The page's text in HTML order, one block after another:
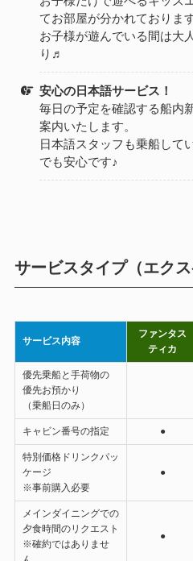
てお部屋が分かれております
お子様が遊んでいる間は大
り♬
安心の日本語サービス！
毎日の予定を確認する船内
案内いたします。
日本語スタッフも乗船して
でも安心です♪
サービスタイプ（エクス
サービス内容
ファンタス
ティカ
優先乗船と手荷物の
優先お預かり
（乗船日のみ）
キャビン番号の指定 ●
特別価格ドリンクパッ
ケージ
※事前購入必要
●
メインダイニングでの
夕食時間のリクエスト
※確約ではありませ
●